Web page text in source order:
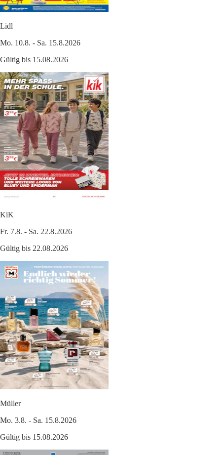
Lidl
Mo. 10.8. - Sa. 15.8.2026
Gültig bis 15.08.2026
KiK
Fr. 7.8. - Sa. 22.8.2026
Gültig bis 22.08.2026
Müller
Mo. 3.8. - Sa. 15.8.2026
Gültig bis 15.08.2026